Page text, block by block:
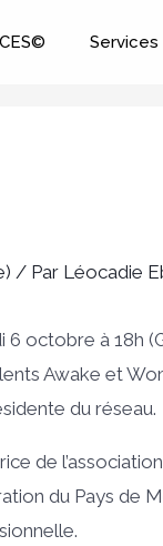
Services
/ Par Léocadie
octobre à 18h
Awake et
du réseau.
de
du Pays de